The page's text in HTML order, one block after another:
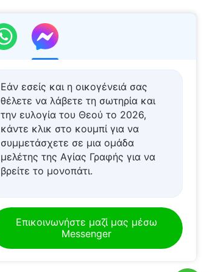
Εάν εσείς και η οικογένειά σας
θέλετε να λάβετε τη σωτηρία και
την ευλογία του Θεού το 2026,
κάντε κλικ στο κουμπί για να
συμμετάσχετε σε μια ομάδα
μελέτης της Αγίας Γραφής για να
βρείτε το μονοπάτι.
Επικοινωνήστε μαζί μας μέσω
Messenger